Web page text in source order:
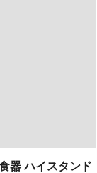
器 ハイスタンド